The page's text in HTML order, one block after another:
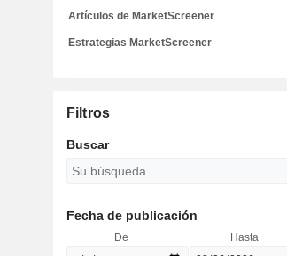
Artículos de MarketScreener
Estrategias MarketScreener
Filtros
Buscar
Fecha de publicación
De Hasta